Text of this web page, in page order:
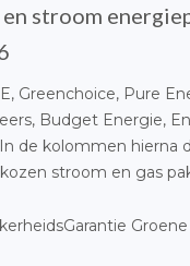
en stroom
Greenchoice, Pure
Budget Energie,
de kolommen hierna
stroom en gas